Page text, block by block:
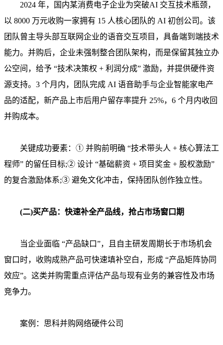
2024 年，国内某消费电子企业为突破AI 交互技术瓶颈，
以 8000 万元收购一家拥有 15 人核心团队的 AI 初创公司。该
团队曾主导头部互联网企业的语音交互项目，具备端到端技术
能力。并购后，企业未强制整合团队架构，而是保留其独立办
公空间，给予 “技术决策权 + 利润分成” 激励，并提供硬件资
源支持。3 个月内，团队完成 AI 语音助手与企业智能家电产
品的适配，新产品上市后用户留存率提升 25%，6 个月内收回
并购成本。
关键成功要素：① 并购前明确 “技术带头人 + 核心算法工
程师” 的留任目标;② 设计 “基础薪资 + 项目奖金 + 股权激励”
的复合激励体系;③ 避免文化冲击，保持团队创作独立性。
(二)买产品：快速补全产品线，抢占市场窗口期
当企业面临 “产品缺口”，且自主研发周期长于市场机会
窗口时，收购成熟产品可快速填补空白，形成 “产品矩阵协同
效应”。这类并购需重点评估产品与现有业务的兼容性及市场
竞争力。
案例：思科并购网络硬件公司